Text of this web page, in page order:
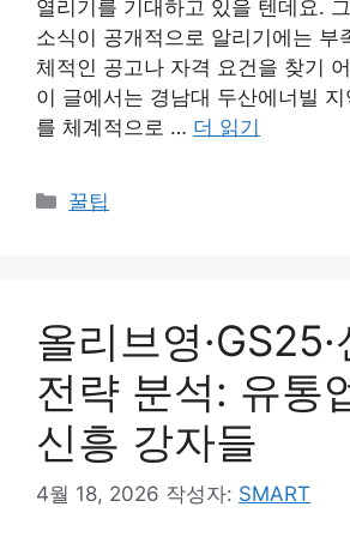
열리기를 기대하고 있을 텐데요.
소식이 공개적으로 알리기에는 부
체적인 공고나 자격 요건을 찾기
이 글에서는 경남대 두산에너빌
를 체계적으로 … 더 읽기
카
꿀팁
올리브영·GS25·
전략 분석: 유통
신흥 강자들
4월 18, 2026 작성자: SMART